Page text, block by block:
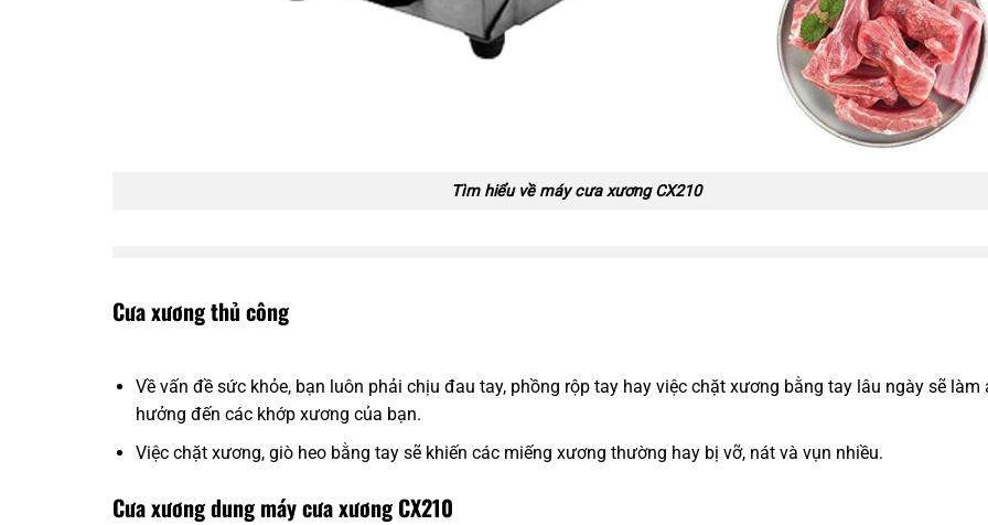
Tìm hiểu về máy cưa xương CX210
Cưa xương thủ công
Về vấn đề sức khỏe, bạn luôn phải chịu đau tay, phồng rộp tay hay việc chặt xương bằng tay lâu ngày sẽ làm
hưởng đến các khớp xương của bạn.
Việc chặt xương, giò heo bằng tay sẽ khiến các miếng xương thường hay bị vỡ, nát và vụn nhiều.
Cưa xương dung máy cưa xương CX210